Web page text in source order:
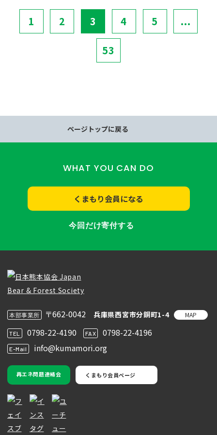
1 2 3 4 5 ...
53
ページトップに戻る
WHAT YOU CAN DO
くまもり会員になる
今回だけ寄付する
本部事業所 〒662-0042 兵庫県西宮市分銅町1-4 MAP
TEL 0798-22-4190 FAX 0798-22-4196
E-Mail info@kumamori.org
再エネ問題連絡会 くまもり会員ページ